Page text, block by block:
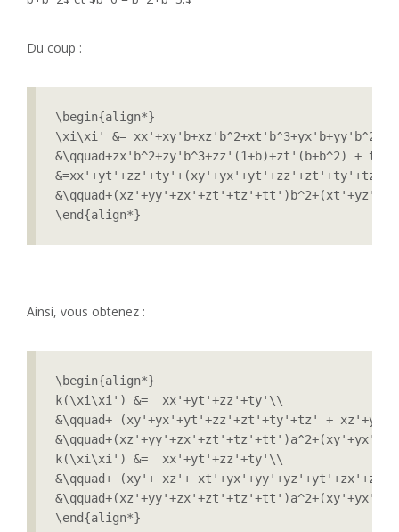
Du coup :
\begin{align*}
\xi\xi' &=
&\qquad+zx'b^2+zy'b^3+zz'(1+b)+zt'(b+b^2) +
\end{align*}
Ainsi, vous obtenez :
\begin{align*}
k(\xi\xi') &=  xx'+yt'+zz'+ty'\\
&\qquad+ (xy'+yx'+yt'+zz'+zt'+ty'+tz' +
k(\xi\xi') &=  xx'+yt'+zz'+ty'\\
&\qquad+ (xy'+ xz'+
\end{align*}